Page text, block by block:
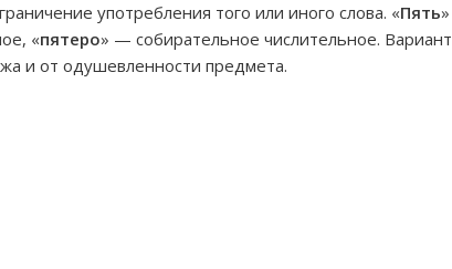
употребления того или иного слова. «Пять»
«пятеро» — собирательное числительное. Вариант
и от одушевленности предмета.